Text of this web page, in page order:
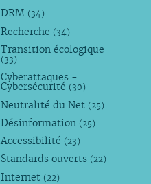
DRM (34)
Recherche (34)
Transition écologique
(33)
Cyberattaques -
Cybersécurité (30)
Neutralité du Net (25)
Désinformation (25)
Accessibilité (23)
Standards ouverts (22)
Internet (22)